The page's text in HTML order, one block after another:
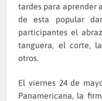
tardes para aprender
de esta popular
participantes el
tanguera, el corte,
otros.
El viernes 24 de
Panamericana, la